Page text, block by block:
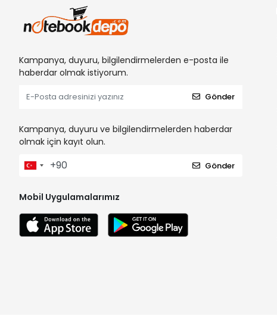
Kampanya, duyuru, bilgilendirmelerden e-posta ile
haberdar olmak istiyorum.
Gönder
Kampanya, duyuru ve bilgilendirmelerden haberdar
olmak için kayıt olun.
Gönder
Mobil Uygulamalarımız